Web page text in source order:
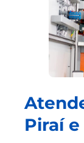
Piraí